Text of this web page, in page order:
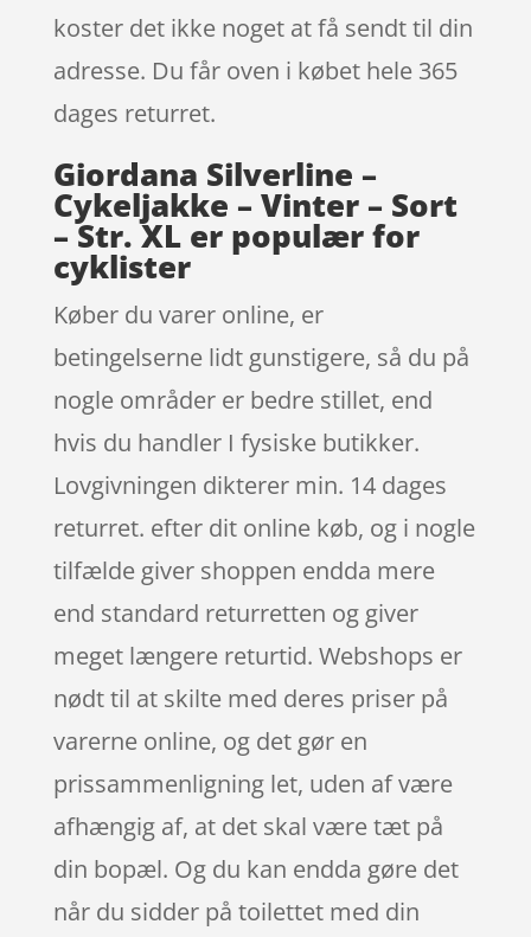
koster det ikke noget at få sendt til din
adresse. Du får oven i købet hele 365
dages returret.
Giordana Silverline –
Cykeljakke – Vinter – Sort
– Str. XL er populær for
cyklister
Køber du varer online, er
betingelserne lidt gunstigere, så du på
nogle områder er bedre stillet, end
hvis du handler I fysiske butikker.
Lovgivningen dikterer min. 14 dages
returret. efter dit online køb, og i nogle
tilfælde giver shoppen endda mere
end standard returretten og giver
meget længere returtid. Webshops er
nødt til at skilte med deres priser på
varerne online, og det gør en
prissammenligning let, uden af være
afhængig af, at det skal være tæt på
din bopæl. Og du kan endda gøre det
når du sidder på toilettet med din